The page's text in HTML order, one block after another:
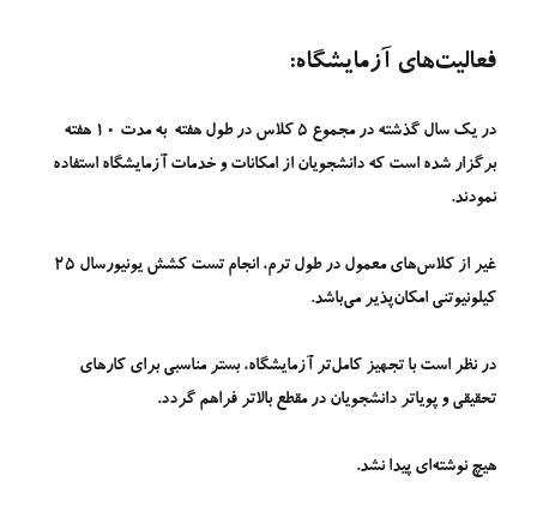
فعالیت‌های آزمایشگاه:
در یک سال گذشته در مجموع 5 کلاس در طول هفته به مدت 10 هفته
برگزار شده است که دانشجویان از امکانات و خدمات آزمایشگاه استفاده
نمودند.
غیر از کلاس‌های معمول در طول ترم، انجام تست کشش یونیورسال 25
کیلونیوتنی امکان‌پذیر می‌باشد.
در نظر است با تجهیز کامل‌تر آزمایشگاه، بستر مناسبی برای کارهای
تحقیقی و پویاتر دانشجویان در مقطع بالاتر فراهم گردد.
هیچ نوشته‌ای پیدا نشد.